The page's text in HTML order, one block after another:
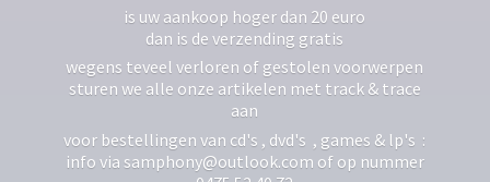
is uw aankoop hoger dan 20 euro
dan is de verzending gratis
wegens teveel verloren of gestolen voorwerpen
sturen we alle onze artikelen met track & trace
aan
voor bestellingen van cd's , dvd's , games & lp's :
info via samphony@outlook.com of op nummer